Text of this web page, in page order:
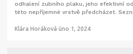
odhalení zubního plaku, jeho efektivní
této nepříjemné vrstvě předcházet.
pro udržení zdravého úsměvu.
Klára Horáková úno 1, 2024